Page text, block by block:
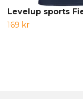
Levelup sports
169 kr